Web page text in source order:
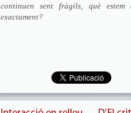
continuen sent fràgils, què estem
exactament?